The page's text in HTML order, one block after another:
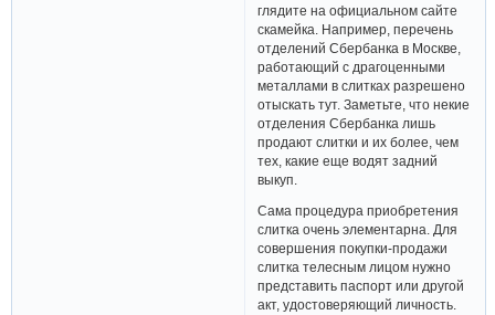
глядите на официальном сайте
скамейка. Например, перечень
отделений Сбербанка в Москве,
работающий с драгоценными
металлами в слитках разрешено
отыскать тут. Заметьте, что некие
отделения Сбербанка лишь
продают слитки и их более, чем
тех, какие еще водят задний
выкуп.
Сама процедура приобретения
слитка очень элементарна. Для
совершения покупки-продажи
слитка телесным лицом нужно
представить паспорт или другой
акт, удостоверяющий личность.